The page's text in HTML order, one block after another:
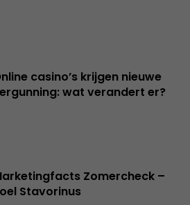
casino’s krijgen nieuwe
wat verandert er?
Zomercheck –
Stavorinus